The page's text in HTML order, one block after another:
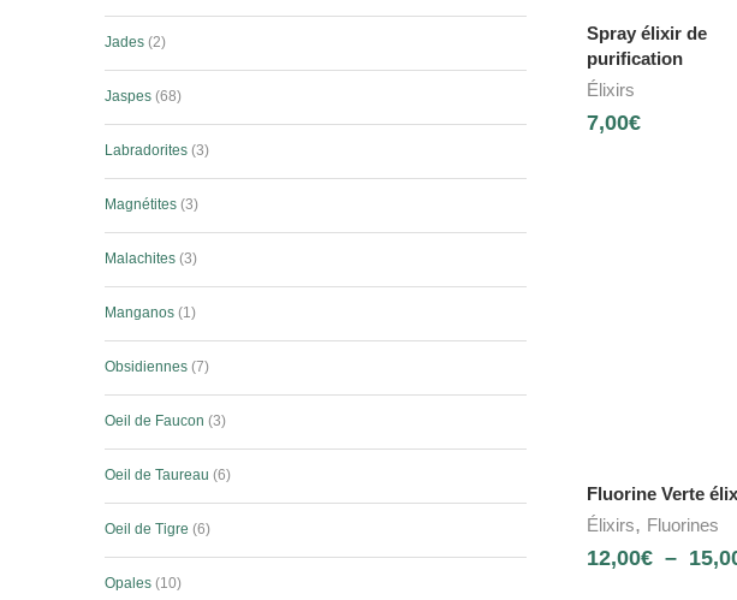
Spray élixir de
purification
Élixirs
7,00€
Fluorine Verte
Élixirs, Fluorines
12,00€ –
Jades 2
Jaspes 68
Labradorites 3
Magnétites 3
Malachites 3
Manganos 1
Obsidiennes 7
Oeil de Faucon 3
Oeil de Taureau 6
Oeil de Tigre 6
Opales 10